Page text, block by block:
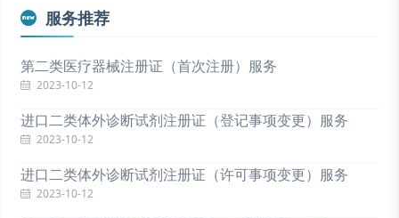
服务推荐
第二类医疗器械注册证（首次注册）服务
2023-10-12
进口二类体外诊断试剂注册证（登记事项变更）服务
2023-10-12
进口二类体外诊断试剂注册证（许可事项变更）服务
2023-10-12